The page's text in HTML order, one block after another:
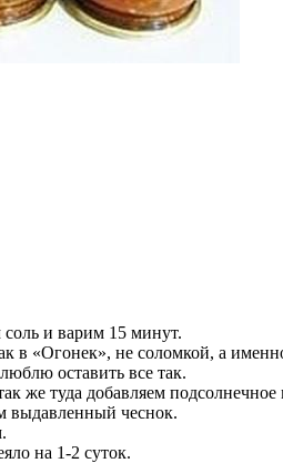
и варим 15 минут.
в «Огонек», не соломкой, а
оставить все так.
же туда добавляем подсолнечное
выдавленный чеснок.
на 1-2 суток.